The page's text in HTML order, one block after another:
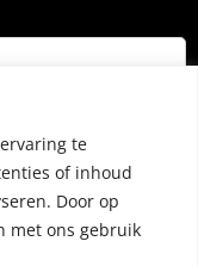
te
of inhoud
Door op
met ons gebruik